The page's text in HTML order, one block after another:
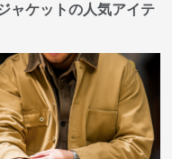
ャケットの人気アイテ